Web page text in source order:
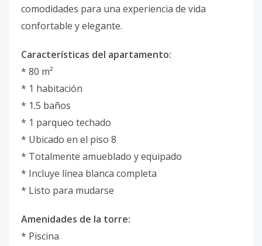
comodidades para una experiencia de vida
confortable y elegante.
Características del apartamento:
* 80 m²
* 1 habitación
* 1.5 baños
* 1 parqueo techado
* Ubicado en el piso 8
* Totalmente amueblado y equipado
* Incluye línea blanca completa
* Listo para mudarse
Amenidades de la torre:
* Piscina